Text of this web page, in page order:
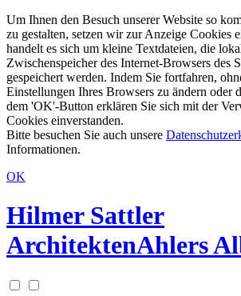
Um Ihnen den Besuch unserer Website so
zu gestalten, setzen wir zur Anzeige Cookies
handelt es sich um kleine Textdateien, die
Zwischenspeicher des Internet-Browsers des
gespeichert werden. Indem Sie fortfahren,
Einstellungen Ihres Browsers zu ändern oder
dem 'OK'-Button erklären Sie sich mit der
Cookies einverstanden.
Bitte besuchen Sie auch unsere
Informationen.
OK
Hilmer Sattler
ArchitektenAhlers